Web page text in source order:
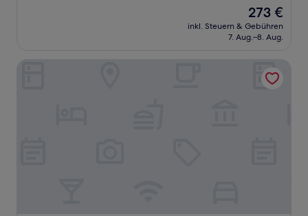
Der
Preis
beträgt
273 €
inkl. Steuern & Gebühren
7. Aug.–8. Aug.